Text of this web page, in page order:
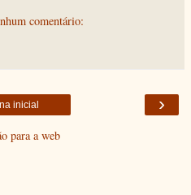
comentário:
›
inicial
para a web